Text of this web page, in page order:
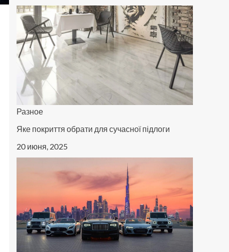
Разное
Яке покриття обрати для сучасної підлоги
20 июня, 2025